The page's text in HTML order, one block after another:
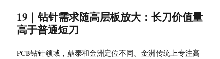
19｜钻针需求随高层板放大：长刀价值量
高于普通短刀
PCB钻针领域，鼎泰和金洲定位不同。金洲传统上专注高